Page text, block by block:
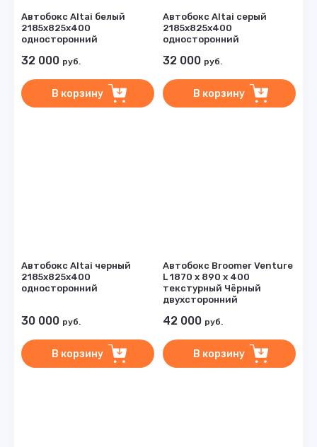
Автобокс Altai белый
2185х825х400
односторонний
32 000 руб.
В корзину
Автобокс Altai серый
2185х825х400
односторонний
32 000 руб.
В корзину
Автобокс Altai черный
2185х825х400
односторонний
30 000 руб.
В корзину
Автобокс Broomer Venture
L 1870 х 890 х 400
текстурный Чёрный
двухсторонний
42 000 руб.
В корзину